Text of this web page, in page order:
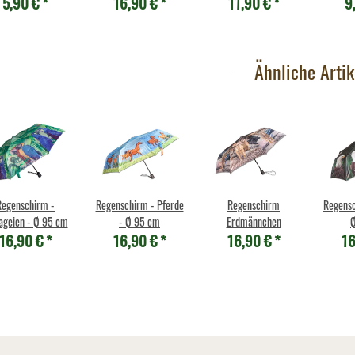
Ähnliche
-
- Ø 95 cm
€*
Regenschirm - Pferde
- Ø 95 cm
16,90 €*
Regenschirm
Erdmännchen
16,90 €*